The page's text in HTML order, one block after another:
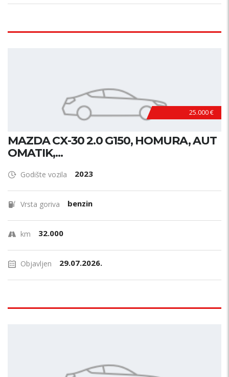
25.000 €
MAZDA CX-30 2.0 G150, HOMURA, AUT
OMATIK,...
Godište vozila 2023
Vrsta goriva benzin
km 32.000
Objavljen 29.07.2026.